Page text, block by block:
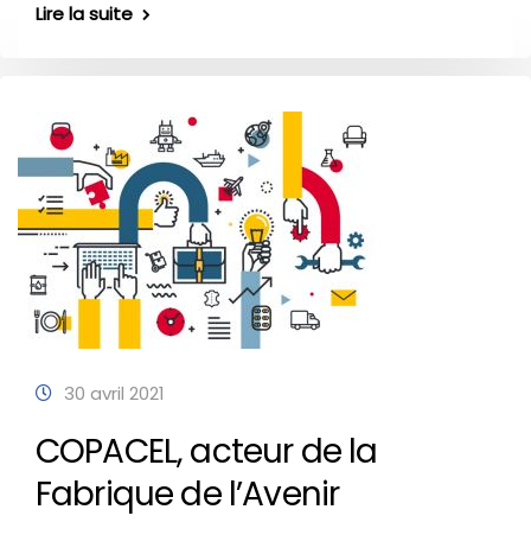
Lire la suite
30 avril 2021
COPACEL, acteur de la
Fabrique de l’Avenir